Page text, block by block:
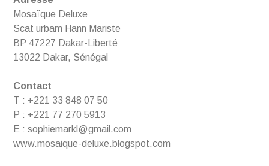
Mosaïque Deluxe
Scat urbam Hann Mariste
BP 47227 Dakar-Liberté
13022 Dakar, Sénégal
Contact
T : +221 33 848 07 50
P : +221 77 270 5913
E : sophiemarkl@gmail.com
www.mosaique-deluxe.blogspot.com